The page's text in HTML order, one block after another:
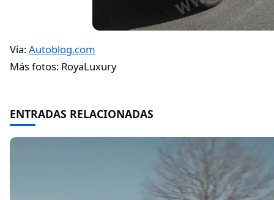
Vía:Autoblog.com
Más fotos: RoyaLuxury
ENTRADAS RELACIONADAS